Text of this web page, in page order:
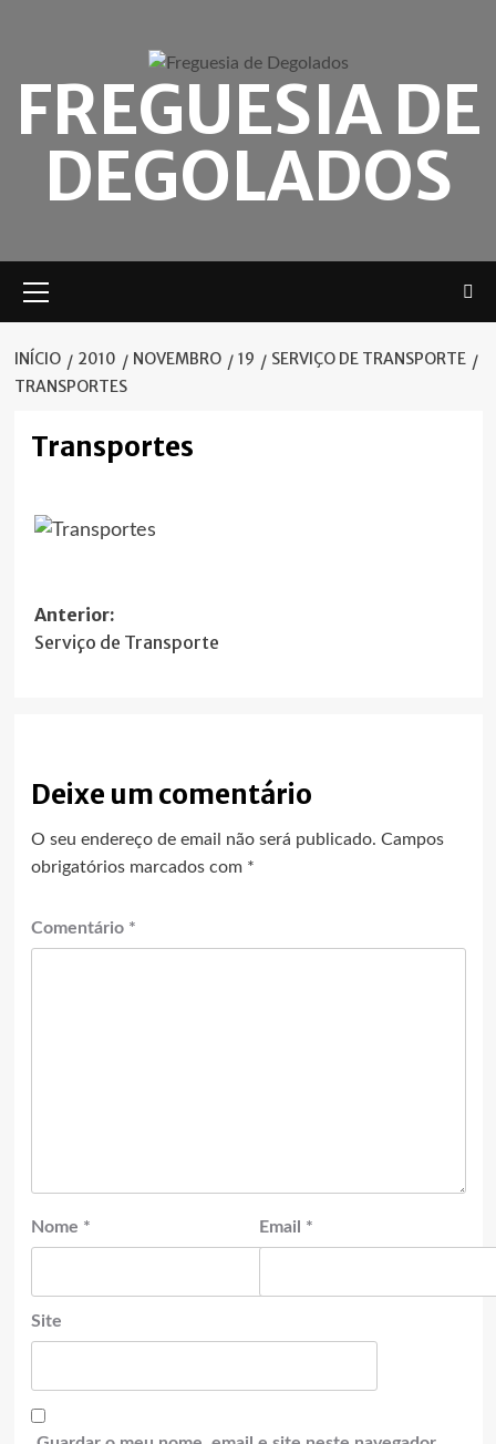
FREGUESIA DE
DEGOLADOS
principal
INÍCIO 2010 NOVEMBRO 19
SERVIÇO DE TRANSPORTE
TRANSPORTES
Transportes
Navegação
de
Anterior:
Serviço de Transporte
Deixe um comentário
O seu endereço de email não será publicado. Campos
obrigatórios marcados com *
Comentário *
Nome * Email *
Site